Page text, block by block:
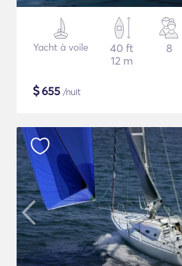
Yacht à voile
40 ft
12 m
8
$655 /nuit